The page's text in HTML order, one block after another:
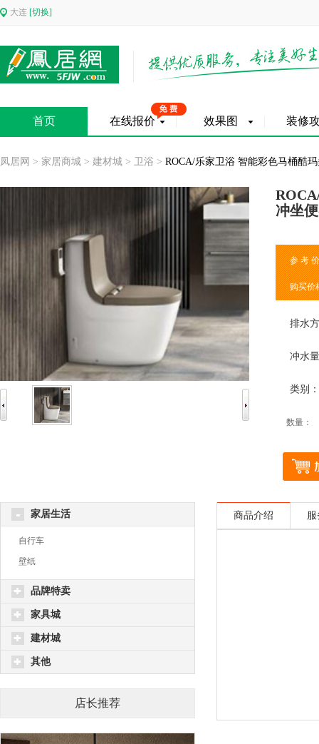
大连 [切换]
首页 在线报价 效果图 装修
凤居网 > 家居商城 > 建材城 > 卫浴 > ROCA/乐家卫浴 智能彩色马桶酷
冲坐
参 考 价
购买价
排水
冲水
类别
数量：
家居生活
自行车
壁纸
品牌特卖
家具城
建材城
其他
店长推荐
商品介绍